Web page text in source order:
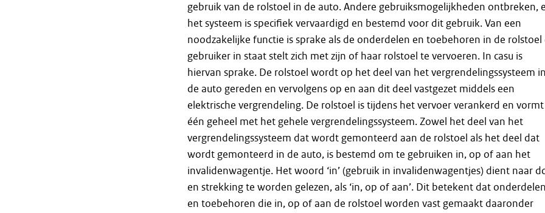
gebruik van de rolstoel in de auto. Andere gebruiksmogelijkheden ontbreken,
het systeem is specifiek vervaardigd en bestemd voor dit gebruik. Van een
noodzakelijke functie is sprake als de onderdelen en toebehoren in de rolstoel
gebruiker in staat stelt zich met zijn of haar rolstoel te vervoeren. In casu is
hiervan sprake. De rolstoel wordt op het deel van het vergrendelingssysteem in
de auto gereden en vervolgens op en aan dit deel vastgezet middels een
elektrische vergrendeling. De rolstoel is tijdens het vervoer verankerd en vormt
één geheel met het gehele vergrendelingssysteem. Zowel het deel van het
vergrendelingssysteem dat wordt gemonteerd aan de rolstoel als het deel dat
wordt gemonteerd in de auto, is bestemd om te gebruiken in, op of aan het
invalidenwagentje. Het woord ‘in’ (gebruik in invalidenwagentjes) dient naar
en strekking te worden gelezen, als ‘in, op of aan’. Dit betekent dat onderdelen
en toebehoren die in, op of aan de rolstoel worden vast gemaakt daaronder